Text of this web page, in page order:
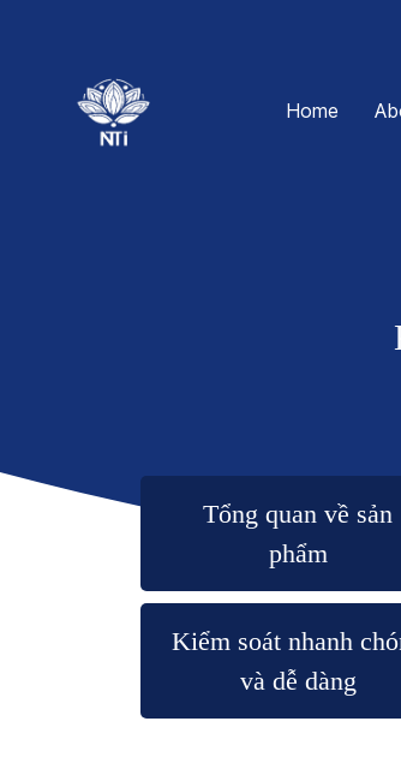
Home
Tổng quan về sản
phẩm
Kiểm soát nhanh
và dễ dàng